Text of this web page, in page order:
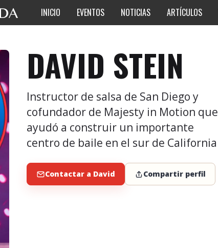
INICIO EVENTOS NOTICIAS ARTÍCULOS
DAVID STEIN
Instructor de salsa de San Diego y
cofundador de Majesty in Motion que
ayudó a construir un importante
centro de baile en el sur de California
Contactar a David Compartir perfil